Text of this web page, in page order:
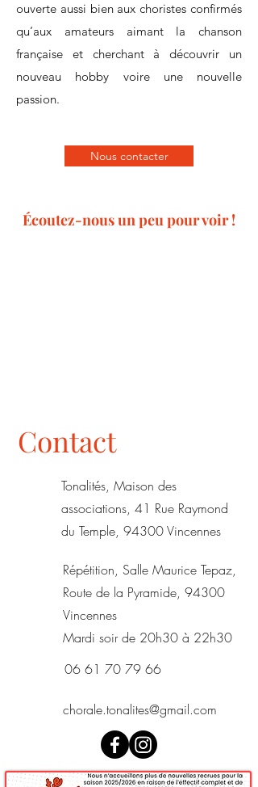
ouverte aussi bien aux choristes confirmés
qu’aux amateurs aimant la chanson
française et cherchant à découvrir un
nouveau hobby voire une nouvelle
passion.
Nous contacter
Écoutez-nous un peu pour voir !
Contact
Tonalités, Maison des
associations, 41 Rue Raymond
du Temple, 94300 Vincennes
Répétition, Salle Maurice Tepaz,
Route de la Pyramide, 94300
Vincennes
Mardi soir de 20h30 à 22h30
06 61 70 79 66
chorale.tonalites@gmail.com